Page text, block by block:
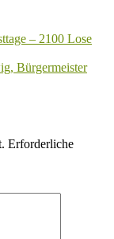
– 2100 Lose
Bürgermeister
Erforderliche